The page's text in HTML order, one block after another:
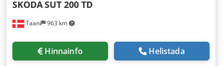
Taani 963 km
SKODASUT 200 TD
Hinnainfo Helistada